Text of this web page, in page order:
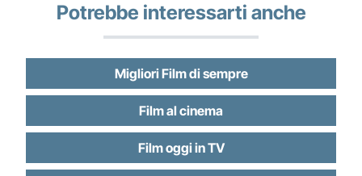
Potrebbe interessarti anche
Migliori Film di sempre
Film al cinema
Film oggi in TV